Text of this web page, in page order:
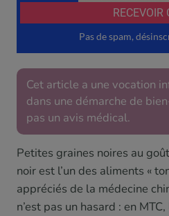
Cet article a une vocation
dans une démarche de
pas un avis médical.
Petites graines noires au
noir est l’un des aliments «
appréciés de la médecine
n’est pas un hasard : en